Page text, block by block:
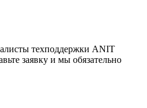
техподдержки ANIT
заявку и мы обязательно